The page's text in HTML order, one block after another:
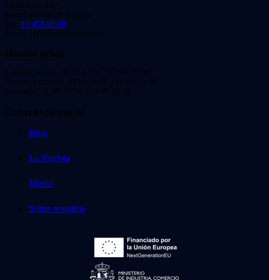
Viladomat, 239
Barcelona 08029. España.
Tel: 93 453 00 00
Email: info@videoinstan.net
Horario tienda
Lunes a jueves: 10:30-14:00 / 17:00-20:00
Viernes y sábado: 10:30-14:00 / 17:00-21:00
Domingo: 11:00-15:00 / 16:00-20:00
Conócenos mejor
Blog
La Revista
Media
Sobre nosotros